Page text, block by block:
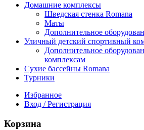
Домашние комплексы
Шведская стенка Romana
Маты
Дополнительное
Уличный детский спортивный
Дополнительное
комплексам
Сухие бассейны Romana
Турники
Избранное
Вход / Регистрация
Корзина